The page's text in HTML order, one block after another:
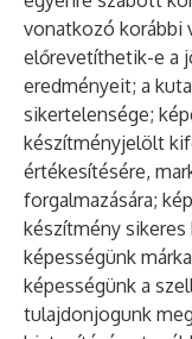
vonatkozó korábbi
előrevetíthetik-e a
eredményeit; a
sikertelensége;
készítményjelölt
értékesítésére,
forgalmazására;
készítmény
képességünk
képességünk a
tulajdonjogunk